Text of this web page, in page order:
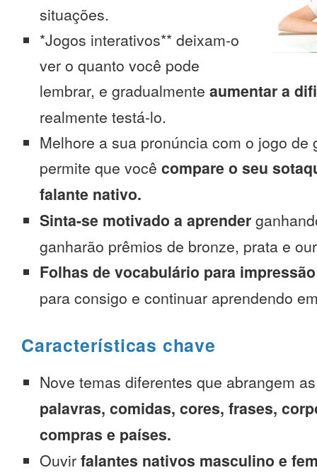
situações.
*Jogos interativos** deixam-o
ver o quanto você pode
lembrar, e gradualmente aumentar a
realmente testá-lo.
Melhore a sua pronúncia com o jogo de
permite que você compare o seu
falante nativo.
Sinta-se motivado a aprender
ganharão prêmios de bronze, prata e
Folhas de vocabulário para impressão
para consigo e continuar aprendendo
Características chave
Nove temas diferentes que abrangem
palavras, comidas, cores, frases,
compras e países.
Ouvir falantes nativos masculino e